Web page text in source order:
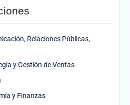
Relaciones Públicas,
y Gestión de Ventas
y Finanzas